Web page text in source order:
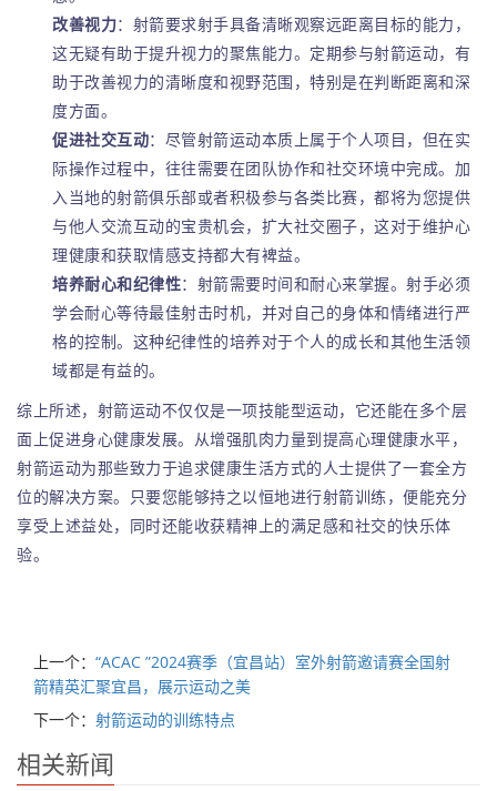
改善视力：射箭要求射手具备清晰观察远距离目标的能力，
这无疑有助于提升视力的聚焦能力。定期参与射箭运动，有
助于改善视力的清晰度和视野范围，特别是在判断距离和深
度方面。
促进社交互动：尽管射箭运动本质上属于个人项目，但在实
际操作过程中，往往需要在团队协作和社交环境中完成。加
入当地的射箭俱乐部或者积极参与各类比赛，都将为您提供
与他人交流互动的宝贵机会，扩大社交圈子，这对于维护心
理健康和获取情感支持都大有裨益。
培养耐心和纪律性：射箭需要时间和耐心来掌握。射手必须
学会耐心等待最佳射击时机，并对自己的身体和情绪进行严
格的控制。这种纪律性的培养对于个人的成长和其他生活领
域都是有益的。
综上所述，射箭运动不仅仅是一项技能型运动，它还能在多个层
面上促进身心健康发展。从增强肌肉力量到提高心理健康水平，
射箭运动为那些致力于追求健康生活方式的人士提供了一套全方
位的解决方案。只要您能够持之以恒地进行射箭训练，便能充分
享受上述益处，同时还能收获精神上的满足感和社交的快乐体
验。
上一个： “ACAC ”2024赛季（宜昌站）室外射箭邀请赛全国射
箭精英汇聚宜昌，展示运动之美
下一个： 射箭运动的训练特点
相关新闻